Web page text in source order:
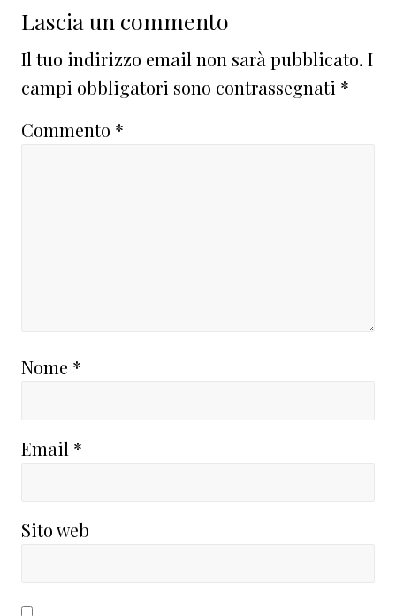
Lascia un commento
Il tuo indirizzo email non sarà pubblicato. I
campi obbligatori sono contrassegnati *
Commento *
Nome *
Email *
Sito web